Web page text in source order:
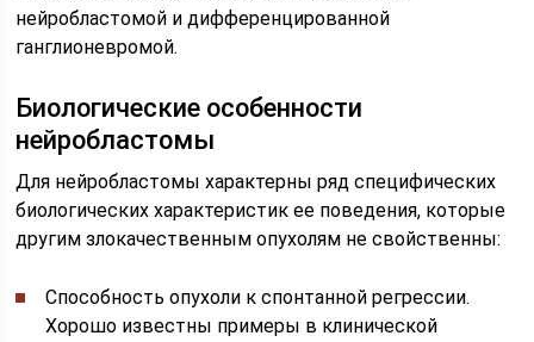
нейробластомой и дифференцированной
ганглионевромой.
Биологические особенности
нейробластомы
Для нейробластомы характерны ряд специфических
биологических характеристик ее поведения, которые
другим злокачественным опухолям не свойственны:
Способность опухоли к спонтанной регрессии.
Хорошо известны примеры в клинической